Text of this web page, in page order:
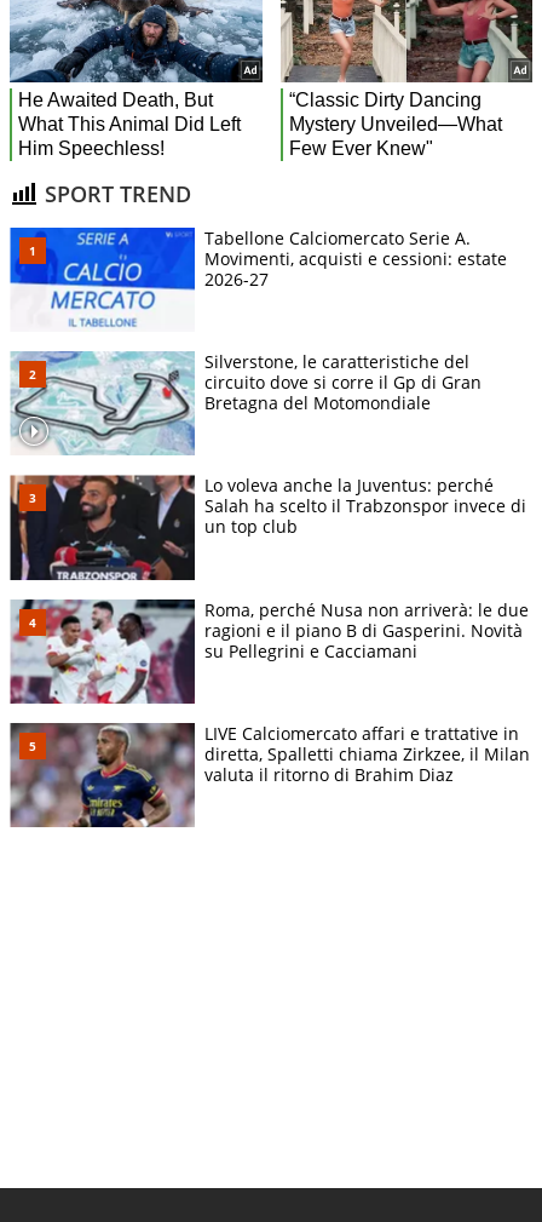
SPORT TREND
Tabellone Calciomercato Serie A.
Movimenti, acquisti e cessioni: estate
2026-27
Silverstone, le caratteristiche del
circuito dove si corre il Gp di Gran
Bretagna del Motomondiale
Lo voleva anche la Juventus: perché
Salah ha scelto il Trabzonspor invece di
un top club
Roma, perché Nusa non arriverà: le due
ragioni e il piano B di Gasperini. Novità
su Pellegrini e Cacciamani
LIVE Calciomercato affari e trattative in
diretta, Spalletti chiama Zirkzee, il Milan
valuta il ritorno di Brahim Diaz